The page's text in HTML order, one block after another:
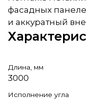
фасадных
и аккуратный
Длина, мм
3000
Исполнение угла